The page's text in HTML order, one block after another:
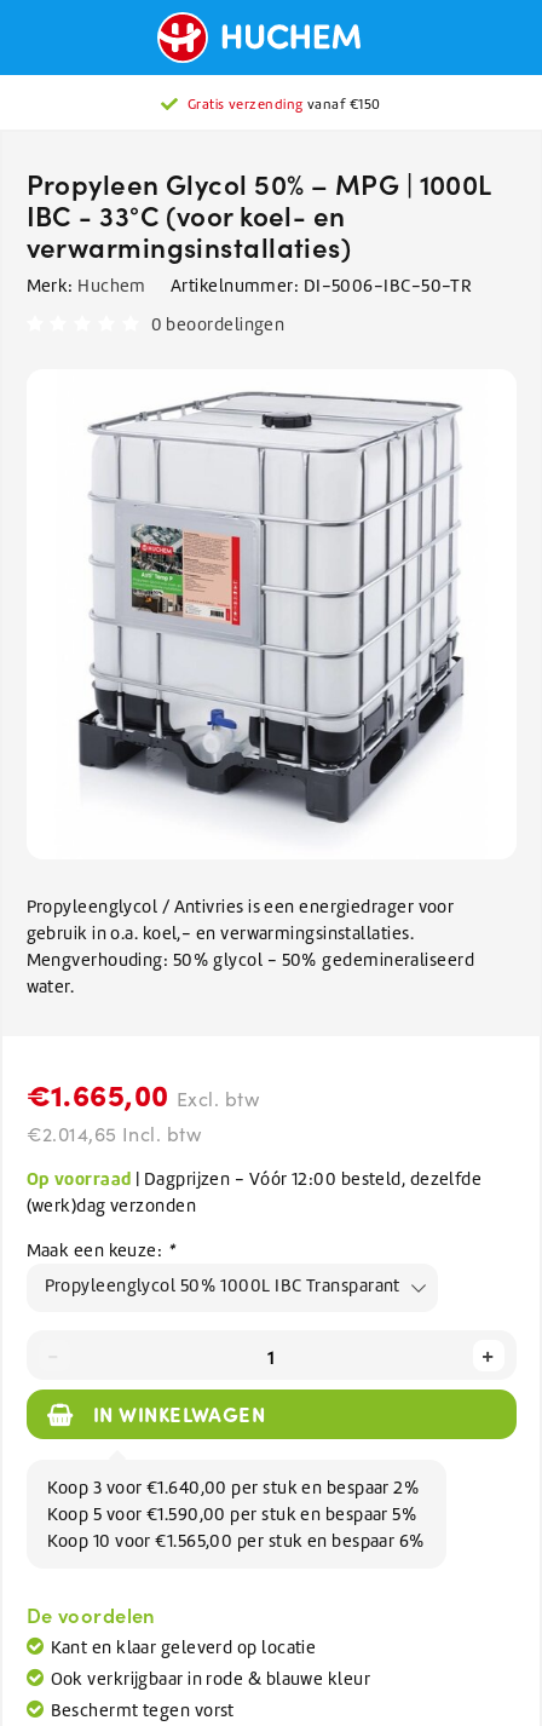
Gratis verzending vanaf €150
Propyleen Glycol 50% – MPG | 1000L
IBC - 33°C (voor koel- en
verwarmingsinstallaties)
Merk: Huchem Artikelnummer: DI-5006-IBC-50-TR
0 beoordelingen
Propyleenglycol / Antivries is een energiedrager voor
gebruik in o.a. koel,- en verwarmingsinstallaties.
Mengverhouding: 50% glycol - 50% gedemineraliseerd
water.
€1.665,00 Excl. btw
€2.014,65 Incl. btw
Op voorraad | Dagprijzen - Vóór 12:00 besteld, dezelfde
(werk)dag verzonden
Maak een keuze: *
Propyleenglycol 50% 1000L IBC Transparant
+
IN WINKELWAGEN
Koop 3 voor €1.640,00 per stuk en bespaar 2%
Koop 5 voor €1.590,00 per stuk en bespaar 5%
Koop 10 voor €1.565,00 per stuk en bespaar 6%
De voordelen
Kant en klaar geleverd op locatie
Ook verkrijgbaar in rode & blauwe kleur
Beschermt tegen vorst